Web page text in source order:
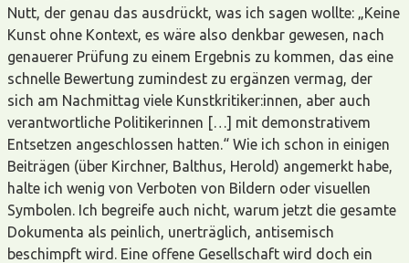
Nutt, der genau das ausdrückt, was ich sagen wollte: „Keine
Kunst ohne Kontext, es wäre also denkbar gewesen, nach
genauerer Prüfung zu einem Ergebnis zu kommen, das eine
schnelle Bewertung zumindest zu ergänzen vermag, der
sich am Nachmittag viele Kunstkritiker:innen, aber auch
verantwortliche Politikerinnen […] mit demonstrativem
Entsetzen angeschlossen hatten.“ Wie ich schon in einigen
Beiträgen (über Kirchner, Balthus, Herold) angemerkt habe,
halte ich wenig von Verboten von Bildern oder visuellen
Symbolen. Ich begreife auch nicht, warum jetzt die gesamte
Dokumenta als peinlich, unerträglich, antisemisch
beschimpft wird. Eine offene Gesellschaft wird doch ein